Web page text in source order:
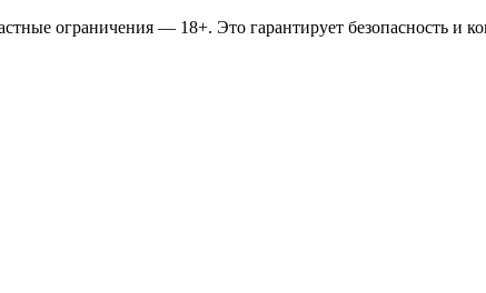
ограничения — 18+. Это гарантирует безопасность и